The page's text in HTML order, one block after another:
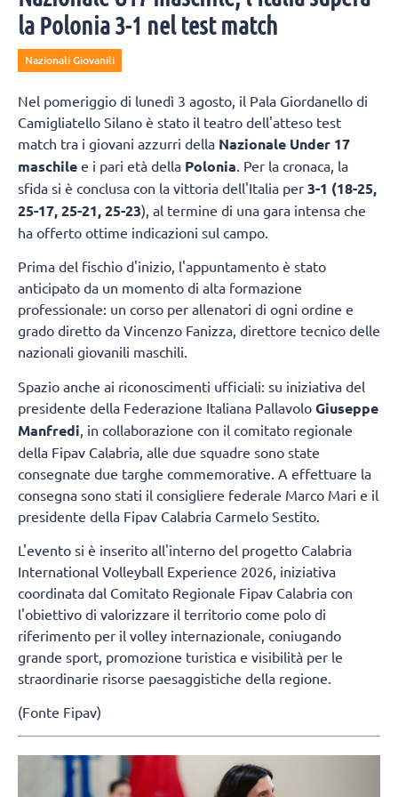
la Polonia 3-1 nel test match
Nazionali Giovanili
Nel pomeriggio di lunedì 3 agosto, il Pala Giordanello di
Camigliatello Silano è stato il teatro dell'atteso test
match tra i giovani azzurri della Nazionale Under 17
maschile e i pari età della Polonia . Per la cronaca, la
sfida si è conclusa con la vittoria dell'Italia per 3-1 (18-25,
25-17, 25-21, 25-23), al termine di una gara intensa che
ha offerto ottime indicazioni sul campo.
Prima del fischio d'inizio, l'appuntamento è stato
anticipato da un momento di alta formazione
professionale: un corso per allenatori di ogni ordine e
grado diretto da Vincenzo Fanizza, direttore tecnico delle
nazionali giovanili maschili.
Spazio anche ai riconoscimenti ufficiali: su iniziativa del
presidente della Federazione Italiana Pallavolo Giuseppe
Manfredi , in collaborazione con il comitato regionale
della Fipav Calabria, alle due squadre sono state
consegnate due targhe commemorative. A effettuare la
consegna sono stati il consigliere federale Marco Mari e il
presidente della Fipav Calabria Carmelo Sestito.
L'evento si è inserito all'interno del progetto Calabria
International Volleyball Experience 2026, iniziativa
coordinata dal Comitato Regionale Fipav Calabria con
l'obiettivo di valorizzare il territorio come polo di
riferimento per il volley internazionale, coniugando
grande sport, promozione turistica e visibilità per le
straordinarie risorse paesaggistiche della regione.
(Fonte Fipav)